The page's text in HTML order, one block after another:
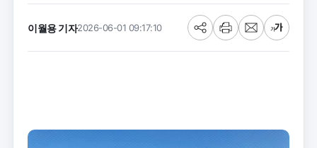
이월용 기자2026-06-01 09:17:10
공
유
프
린
메
일
글
씨